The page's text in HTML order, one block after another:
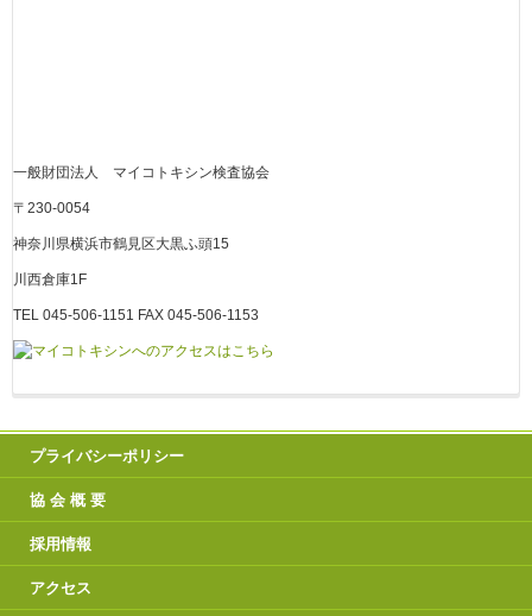
一般財団法人 マイコトキシン検査協会
〒230-0054
神奈川県横浜市鶴見区大黒ふ頭15
川西倉庫1F
TEL 045-506-1151 FAX 045-506-1153
プライバシーポリシー
協 会 概 要
採用情報
アクセス